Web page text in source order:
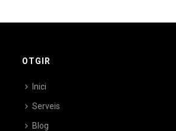
OTGIR
Inici
Serveis
Blog